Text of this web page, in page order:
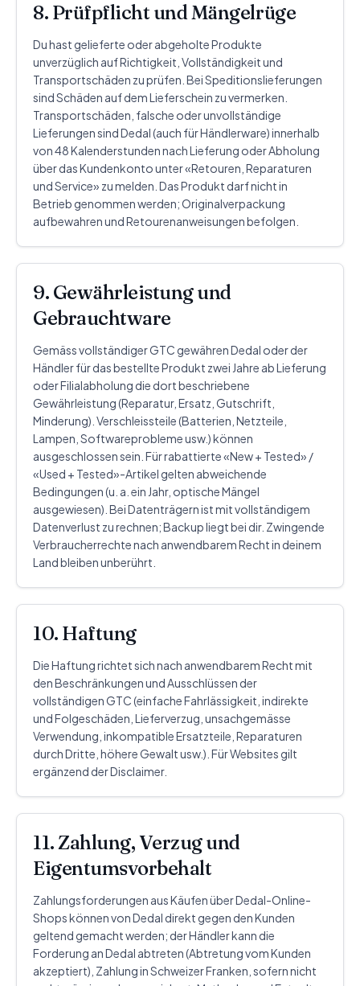
8. Prüfpflicht und Mängelrüge
Du hast gelieferte oder abgeholte Produkte
unverzüglich auf Richtigkeit, Vollständigkeit und
Transportschäden zu prüfen. Bei Speditionslieferungen
sind Schäden auf dem Lieferschein zu vermerken.
Transportschäden, falsche oder unvollständige
Lieferungen sind Dedal (auch für Händlerware) innerhalb
von 48 Kalenderstunden nach Lieferung oder Abholung
über das Kundenkonto unter «Retouren, Reparaturen
und Service» zu melden. Das Produkt darf nicht in
Betrieb genommen werden; Originalverpackung
aufbewahren und Retourenanweisungen befolgen.
9. Gewährleistung und
Gebrauchtware
Gemäss vollständiger GTC gewähren Dedal oder der
Händler für das bestellte Produkt zwei Jahre ab Lieferung
oder Filialabholung die dort beschriebene
Gewährleistung (Reparatur, Ersatz, Gutschrift,
Minderung). Verschleissteile (Batterien, Netzteile,
Lampen, Softwareprobleme usw.) können
ausgeschlossen sein. Für rabattierte «New + Tested» /
«Used + Tested»-Artikel gelten abweichende
Bedingungen (u. a. ein Jahr, optische Mängel
ausgewiesen). Bei Datenträgern ist mit vollständigem
Datenverlust zu rechnen; Backup liegt bei dir. Zwingende
Verbraucherrechte nach anwendbarem Recht in deinem
Land bleiben unberührt.
10. Haftung
Die Haftung richtet sich nach anwendbarem Recht mit
den Beschränkungen und Ausschlüssen der
vollständigen GTC (einfache Fahrlässigkeit, indirekte
und Folgeschäden, Lieferverzug, unsachgemässe
Verwendung, inkompatible Ersatzteile, Reparaturen
durch Dritte, höhere Gewalt usw.). Für Websites gilt
ergänzend der Disclaimer.
11. Zahlung, Verzug und
Eigentumsvorbehalt
Zahlungsforderungen aus Käufen über Dedal-Online-
Shops können von Dedal direkt gegen den Kunden
geltend gemacht werden; der Händler kann die
Forderung an Dedal abtreten (Abtretung vom Kunden
akzeptiert), Zahlung in Schweizer Franken, sofern nicht